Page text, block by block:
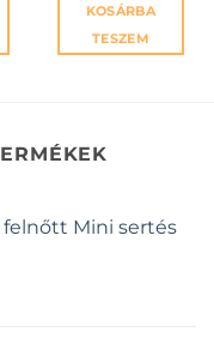
KOSÁRBA
TESZEM
Mini sertés